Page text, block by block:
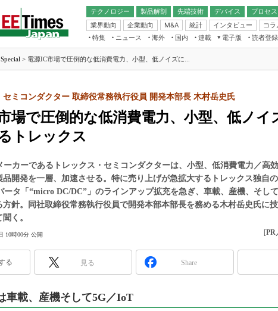
テクノロジー 製品解剖
先端技術
電池／エネルギー
デバイス
アナログ
LSI
FPGA
プロセス
業界動向
企業動向 M&A 統計 インタビュー コラ
フィジカルAI
エッジAI
半導体後工程
読者調査（EE Times Research）
電源設計（EDN Japan）
エレクトロニクス入門（EDN
Japan）
特集 ニュース 海外 国内
連載
福田昭のデバイス通信
大原雄介のエレ・組み込みプレイバ
ック
学漂流記
世界を「数字」で回してみよう
踊るバズワード ～Behind the
Buzzword
製品分解で探るアジアの新トレンド
改革、執念の180日
電子版
子版
読者登録
Special > 電源IC市場で圧倒的な低消費電力、小型、低ノイズに...
場で圧倒的な低消費電力、小型、低ノイ
トレックス
セミコンダクター 取締役常務執行役員 開発本部長 木村岳史氏
ーカーであるトレックス・セミコンダクターは、小型、低消費電力／高
品開発を一層、加速させる。特に売り上げが急拡大するトレックス独自
ータ「“micro DC/DC”」のラインアップ拡充を急ぎ、車載、産機、そし
方針。同社取締役常務執行役員で開発本部本部長を務める木村岳史氏に
く。
10時00分 公開 [PR
る 見る Share
車載、産機そして5G／IoT